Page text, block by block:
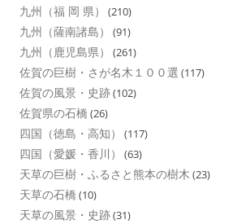
九州（福 岡 県） (210)
九州（薩南諸島） (91)
九州（鹿児島県） (261)
佐賀の巨樹・さが名木１００選 (117)
佐賀の風景・史跡(102)
佐賀県の石橋 (26)
四国（徳島・高知） (117)
四国（愛媛・香川） (63)
天草の巨樹・ふるさと熊本の樹木 (23)
天草の石橋 (10)
天草の風景・史跡(31)